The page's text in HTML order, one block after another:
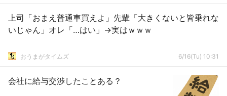
上司「おまえ普通車買えよ」先輩「大きくないと皆乗れな
いじゃん」オレ「…はい」→実はｗｗｗ
おうまがタイムズ 6/16(Tu) 10:31
会社に給与交渉したことある？